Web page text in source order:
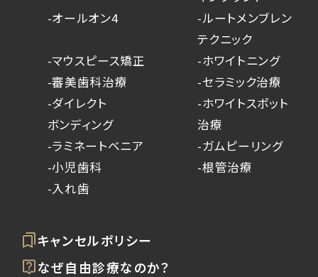
-オールオン4
-ルートメンブレン
テクニック
-マウスピース矯正
-ホワイトニング
-審美歯科治療
-セラミック治療
-ダイレクト
ボンディング
-ホワイトスポット
治療
-ラミネートベニア
-ガムピーリング
-小児歯科
-根管治療
-入れ歯
キャンセルポリシー
なぜ自由診療なのか？